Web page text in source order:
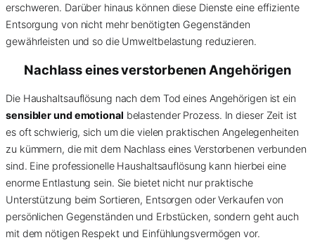
erschweren. Darüber hinaus können diese Dienste eine effiziente
Entsorgung von nicht mehr benötigten Gegenständen
gewährleisten und so die Umweltbelastung reduzieren.
Nachlass eines verstorbenen Angehörigen
Die Haushaltsauflösung nach dem Tod eines Angehörigen ist ein
sensibler und emotional belastender Prozess. In dieser Zeit ist
es oft schwierig, sich um die vielen praktischen Angelegenheiten
zu kümmern, die mit dem Nachlass eines Verstorbenen verbunden
sind. Eine professionelle Haushaltsauflösung kann hierbei eine
enorme Entlastung sein. Sie bietet nicht nur praktische
Unterstützung beim Sortieren, Entsorgen oder Verkaufen von
persönlichen Gegenständen und Erbstücken, sondern geht auch
mit dem nötigen Respekt und Einfühlungsvermögen vor.